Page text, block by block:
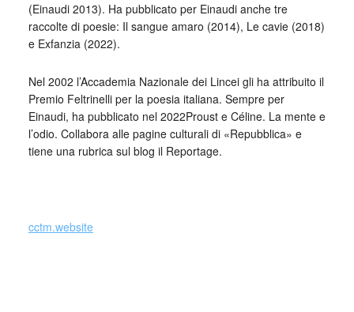
(Einaudi 2013). Ha pubblicato per Einaudi anche tre
raccolte di poesie: Il sangue amaro (2014), Le cavie (2018)
e Exfanzia (2022).
Nel 2002 l’Accademia Nazionale dei Lincei gli ha attribuito il
Premio Feltrinelli per la poesia italiana. Sempre per
Einaudi, ha pubblicato nel 2022Proust e Céline. La mente e
l’odio. Collabora alle pagine culturali di «Repubblica» e
tiene una rubrica sul blog il Reportage.
cctm.website